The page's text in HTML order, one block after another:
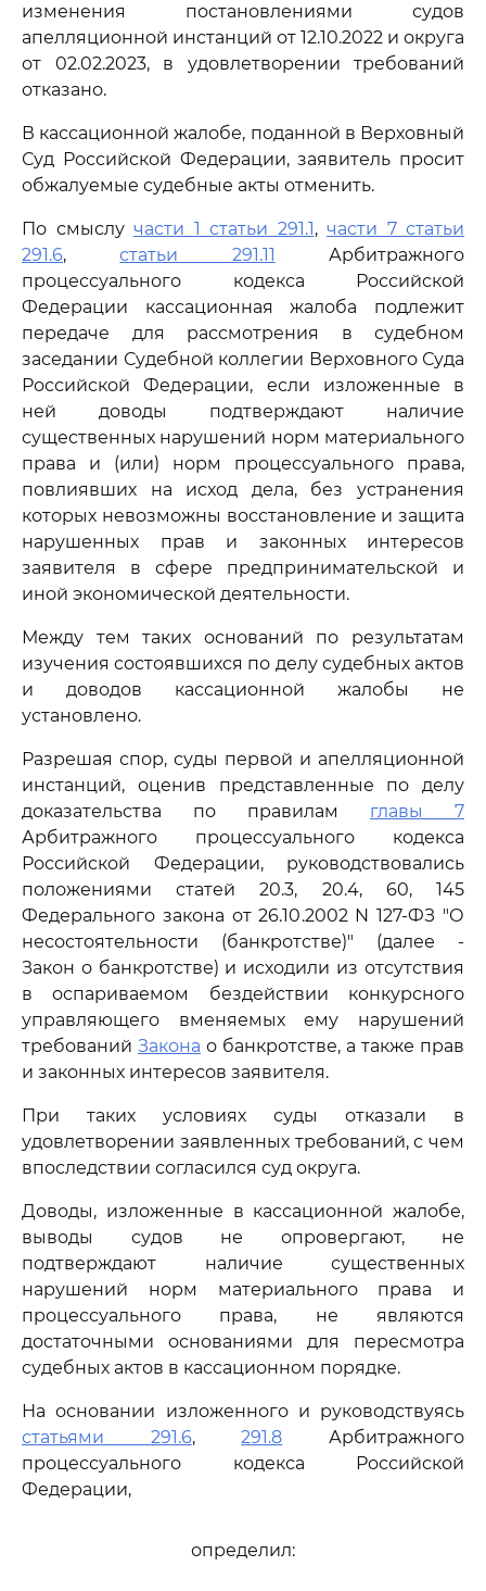
изменения постановлениями судов
апелляционной инстанций от 12.10.2022 и округа
от 02.02.2023, в удовлетворении требований
отказано.
В кассационной жалобе, поданной в Верховный
Суд Российской Федерации, заявитель просит
обжалуемые судебные акты отменить.
По смыслу части 1 статьи 291.1, части 7 статьи
291.6,статьи 291.11 Арбитражного
процессуального кодекса Российской
Федерации кассационная жалоба подлежит
передаче для рассмотрения в судебном
заседании Судебной коллегии Верховного Суда
Российской Федерации, если изложенные в
ней доводы подтверждают наличие
существенных нарушений норм материального
права и (или) норм процессуального права,
повлиявших на исход дела, без устранения
которых невозможны восстановление и защита
нарушенных прав и законных интересов
заявителя в сфере предпринимательской и
иной экономической деятельности.
Между тем таких оснований по результатам
изучения состоявшихся по делу судебных актов
и доводов кассационной жалобы не
установлено.
Разрешая спор, суды первой и апелляционной
инстанций, оценив представленные по делу
доказательства по правилам главы 7
Арбитражного процессуального кодекса
Российской Федерации, руководствовались
положениями статей 20.3, 20.4, 60, 145
Федерального закона от 26.10.2002 N 127-ФЗ "О
несостоятельности (банкротстве)" (далее -
Закон о банкротстве) и исходили из отсутствия
в оспариваемом бездействии конкурсного
управляющего вменяемых ему нарушений
требований Закона о банкротстве, а также прав
и законных интересов заявителя.
При таких условиях суды отказали в
удовлетворении заявленных требований, с чем
впоследствии согласился суд округа.
Доводы, изложенные в кассационной жалобе,
выводы судов не опровергают, не
подтверждают наличие существенных
нарушений норм материального права и
процессуального права, не являются
достаточными основаниями для пересмотра
судебных актов в кассационном порядке.
На основании изложенного и руководствуясь
статьями 291.6,291.8 Арбитражного
процессуального кодекса Российской
Федерации,
определил: